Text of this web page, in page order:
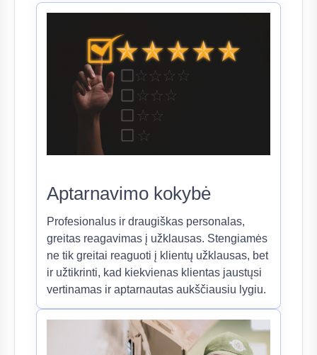
Aptarnavimo kokybė
Profesionalus ir draugiškas personalas,
greitas reagavimas į užklausas. Stengiamės
ne tik greitai reaguoti į klientų užklausas, bet
ir užtikrinti, kad kiekvienas klientas jaustųsi
vertinamas ir aptarnautas aukščiausiu lygiu.